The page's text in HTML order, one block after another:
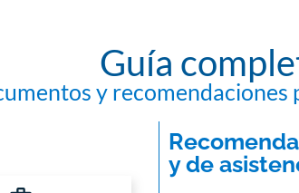
Guía
y recomendaciones
y de